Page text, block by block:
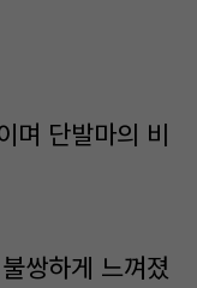
며 단발마의 비
쌍하게 느껴졌